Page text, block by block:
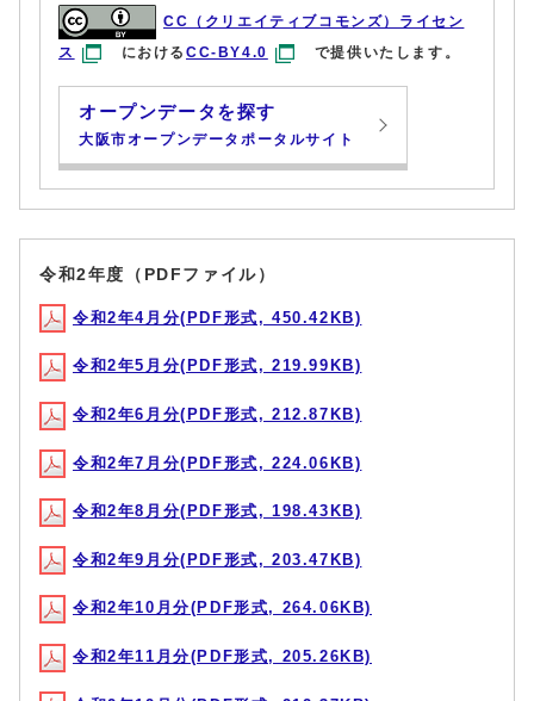
CC（クリエイティブコモンズ）ライセン
ス
におけるCC-BY4.0 で提供いたします。
オープンデータを探す
大阪市オープンデータポータルサイト
令和2年度（PDFファイル）
令和2年4月分(PDF形式, 450.42KB)
令和2年5月分(PDF形式, 219.99KB)
令和2年6月分(PDF形式, 212.87KB)
令和2年7月分(PDF形式, 224.06KB)
令和2年8月分(PDF形式, 198.43KB)
令和2年9月分(PDF形式, 203.47KB)
令和2年10月分(PDF形式, 264.06KB)
令和2年11月分(PDF形式, 205.26KB)